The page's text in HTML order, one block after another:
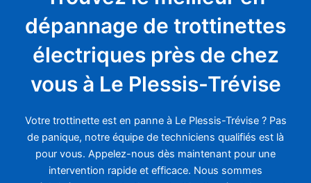
dépannage de trottinettes
électriques près de chez
vous à Le Plessis-Trévise
Votre trottinette est en panne à Le Plessis-Trévise ? Pas
de panique, notre équipe de techniciens qualifiés est là
pour vous. Appelez-nous dès maintenant pour une
intervention rapide et efficace. Nous sommes